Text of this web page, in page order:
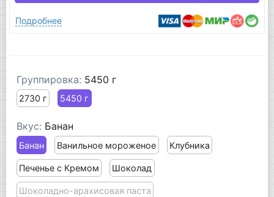
Подробнее
Группировка: 5450 г
2730 г 5450 г
Вкус: Банан
Банан Ванильное мороженое Клубника
Печенье с Кремом Шоколад
Шоколадно-арахисовая паста